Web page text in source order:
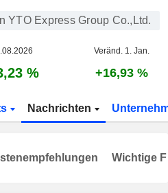
YTO Express Group Co.,Ltd.
Veränd. 1. Jan.
% +16,93 %
Nachrichten
Wichtige